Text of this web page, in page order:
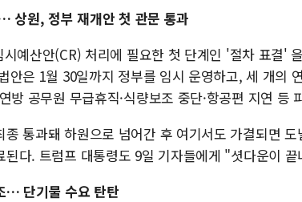
상원, 정부 재개안 첫 관문 통과
예산안(CR) 처리에 필요한 첫 단계인 '절차 표결'
안은 1월 30일까지 정부를 임시 운영하고, 세 개의
방 공무원 무급휴직·식량보조 중단·항공편 지연 등
종 통과돼 하원으로 넘어간 후 여기서도 가결되면
된다. 트럼프 대통령도 9일 기자들에게 "셧다운이
… 단기물 수요 탄탄